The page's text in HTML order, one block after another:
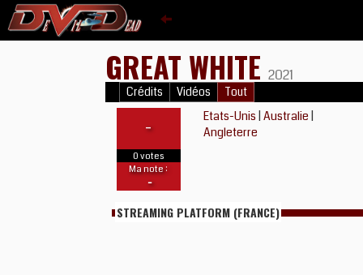
GREAT WHITE 2021
Crédits Vidéos Tout
-
0 votes
Ma note :
-
Etats-Unis Australie
Angleterre
STREAMING PLATFORM (FRANCE)